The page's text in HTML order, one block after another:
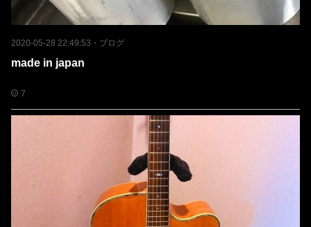
2020-05-28 22:49:53 ・ ブログ
made in japan
7